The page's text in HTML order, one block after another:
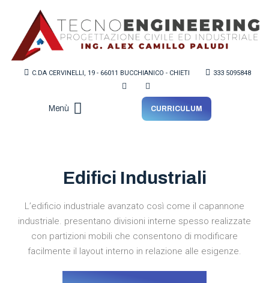
C.DA CERVINELLI, 19 - 66011 BUCCHIANICO - CHIETI 333 5095848
Menù CURRICULUM
Edifici Industriali
L’edificio industriale avanzato così come il capannone
industriale. presentano divisioni interne spesso realizzate
con partizioni mobili che consentono di modificare
facilmente il layout interno in relazione alle esigenze.